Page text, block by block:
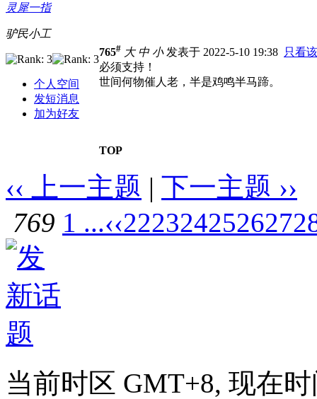
灵犀一指
驴民小工
个人空间
发短消息
加为好友
765# 大 中 小发表于 2022-5-10 19:38 只看
必须支持！
世间何物催人老，半是鸡鸣半马蹄。
TOP
‹‹ 上一主题 | 下一主题 ››
769 1 ...‹‹222324252627
当前时区 GMT+8, 现在